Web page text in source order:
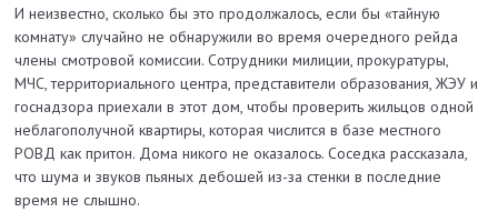
И неизвестно, сколько бы это продолжалось, если бы «тайную
комнату» случайно не обнаружили во время очередного рейда
члены смотровой комиссии. Сотрудники милиции, прокуратуры,
МЧС, территориального центра, представители образования, ЖЭУ и
госнадзора приехали в этот дом, чтобы проверить жильцов одной
неблагополучной квартиры, которая числится в базе местного
РОВД как притон. Дома никого не оказалось. Соседка рассказала,
что шума и звуков пьяных дебошей из-за стенки в последние
время не слышно.